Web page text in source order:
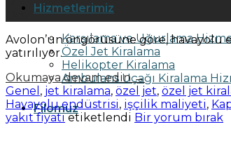
Hizmetlerimiz
Karşılama ve Uğurlama
Özel Jet Kiralama
Helikopter Kiralama
Ambulans Uçağı Kiralama
Filomuz
Avolon’un öngörüsüne göre,
yatırılıyor.
Okumaya devam edin→
Genel , jet kiralama, özel jet, özel jet
Havayolu endüstrisi, işçilik maliyeti,
yakıt fiyatıetiketlendi Bir yorum bırak